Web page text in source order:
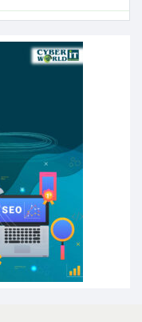
প্রস্তাব পিডিবির
প্রধানমন্ত্রী
যুক্তরাষ্ট্রে